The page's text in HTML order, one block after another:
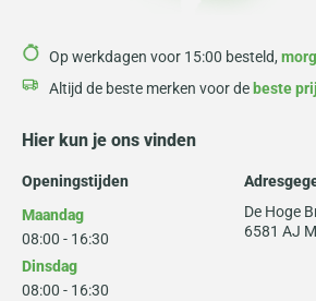
Op werkdagen voor 15:00 besteld,
Altijd de beste merken voor de beste
Hier kun je ons vinden
Openingstijden
Maandag
08:00 - 16:30
Dinsdag
08:00 - 16:30
De Hoge
6581 AJ